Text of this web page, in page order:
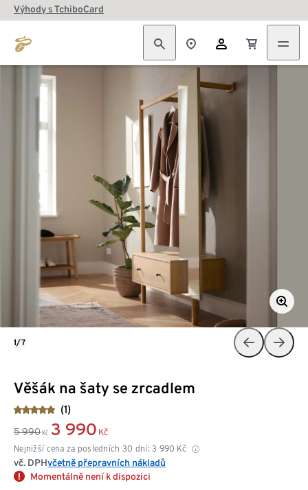
Výhody s TchiboCard
Věšák na šaty se zrcadlem
(1)
5 990 Kč 3 990 Kč
Nejnižší cena za posledních 30 dní: 3 990 Kč
vč. DPHvčetně přepravních nákladů
Momentálně není k dispozici
1/7